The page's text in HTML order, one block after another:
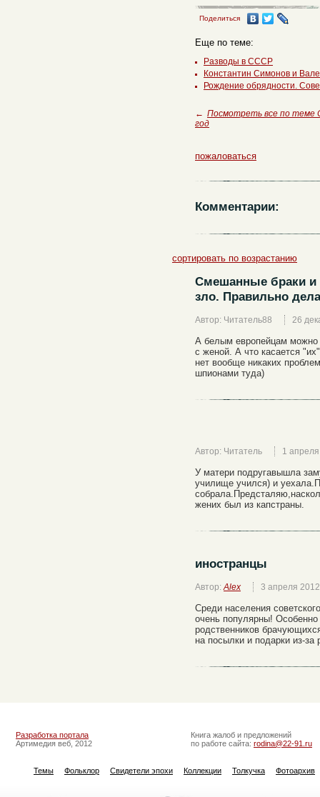
Поделиться
Еще по теме:
Разводы в СССР
Константин Симонов и
Рождение обрядности.
← Посмотреть все по теме
год
пожаловаться
Комментарии:
сортировать по возрастанию
Смешанные браки и
зло. Правильно
Автор: Читатель88 26
А белым европейцам можно
с женой. А что касается
нет вообще никаких
шпионами туда)
Автор: Читатель 1
У матери подругавышла
училище учился) и
жених был из капстраны.
иностранцы
Автор:Alex 3 апреля 2012
Среди населения
очень популярны!
родственников
на посылки и подарки из-за
Разработка портала
Артимедия веб, 2012
Книга жалоб и предложений
по работе сайта: rodina@22-91.ru
Темы Фольклор Свидетели эпохи Коллекции Толкучка Фотоархив